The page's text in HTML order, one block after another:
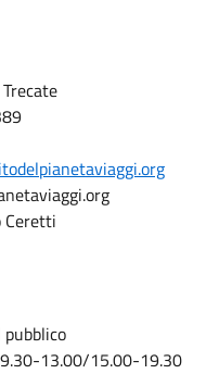
Ceretti
13.00/15.00-19.30